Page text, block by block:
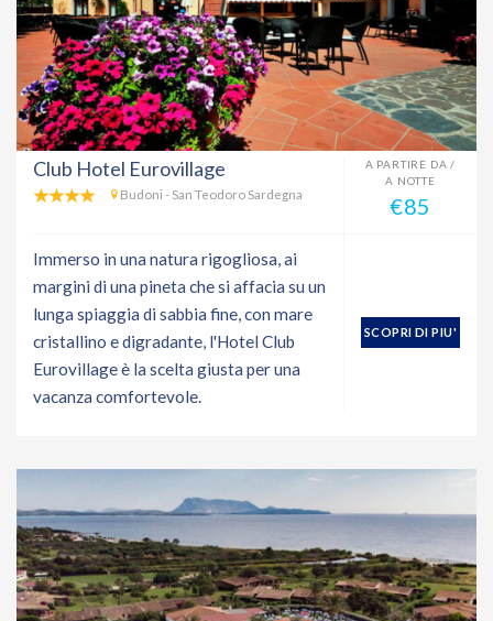
Club Hotel Eurovillage
Budoni - San Teodoro Sardegna
A PARTIRE DA /
A NOTTE
€85
Immerso in una natura rigogliosa, ai
margini di una pineta che si affacia su un
lunga spiaggia di sabbia fine, con mare
cristallino e digradante, l'Hotel Club
Eurovillage è la scelta giusta per una
vacanza comfortevole.
SCOPRI DI PIU'